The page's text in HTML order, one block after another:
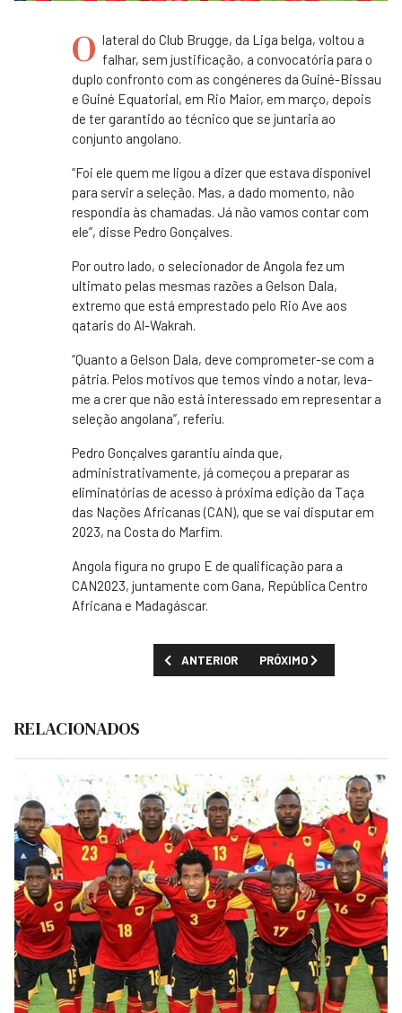
O lateral do Club Brugge, da Liga belga, voltou a
falhar, sem justificação, a convocatória para o
duplo confronto com as congéneres da Guiné-Bissau
e Guiné Equatorial, em Rio Maior, em março, depois
de ter garantido ao técnico que se juntaria ao
conjunto angolano.
“Foi ele quem me ligou a dizer que estava disponível
para servir a seleção. Mas, a dado momento, não
respondia às chamadas. Já não vamos contar com
ele”, disse Pedro Gonçalves.
Por outro lado, o selecionador de Angola fez um
ultimato pelas mesmas razões a Gelson Dala,
extremo que está emprestado pelo Rio Ave aos
qataris do Al-Wakrah.
“Quanto a Gelson Dala, deve comprometer-se com a
pátria. Pelos motivos que temos vindo a notar, leva-
me a crer que não está interessado em representar a
seleção angolana”, referiu.
Pedro Gonçalves garantiu ainda que,
administrativamente, já começou a preparar as
eliminatórias de acesso à próxima edição da Taça
das Nações Africanas (CAN), que se vai disputar em
2023, na Costa do Marfim.
Angola figura no grupo E de qualificação para a
CAN2023, juntamente com Gana, República Centro
Africana e Madagáscar.
ARTIGO ANTERIOR: CAF AUTORIZA JOGOS
ANTERIOR PRÓXIMO ARTIGO:
PRÓXIMO
RELACIONADOS